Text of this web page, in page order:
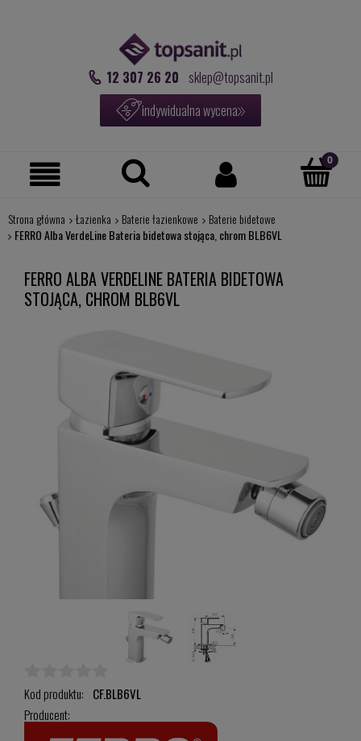
12 307 26 20 sklep@topsanit.pl
indywidualna wycena
Strona główna Łazienka Baterie łazienkowe
Baterie bidetowe
FERRO Alba VerdeLine Bateria bidetowa stojąca, chrom BLB6VL
FERRO ALBA VERDELINE BATERIA BIDETOWA
STOJĄCA, CHROM BLB6VL
Kod produktu: CF.BLB6VL
Producent: